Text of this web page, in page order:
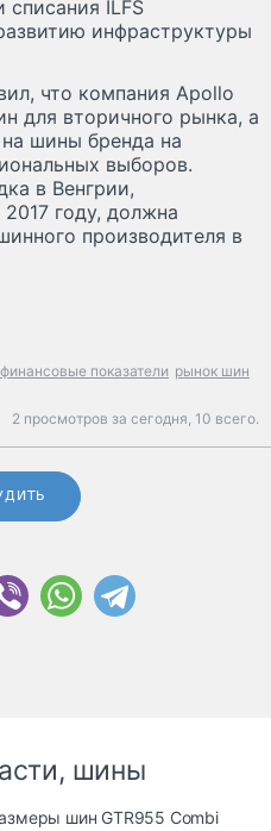
ILFS
инфраструктуры
что компания Apollo
для вторичного рынка, а
шины бренда на
выборов.
в Венгрии,
году, должна
производителя в
финансовые показатели рынок шин
2 просмотров за сегодня, 10 всего.
шины
шин GTR955 Combi